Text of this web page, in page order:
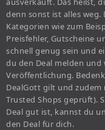
denn sonst ist alles weg.
Kategorien wie zum
Preisfehler, Gutscheine
schnell genug sein und
du den Deal melden
Veröffentlichung.
DealGott gilt und zudem
Trusted Shops geprüft).
Deal gut ist, kannst du
den Deal für dich.